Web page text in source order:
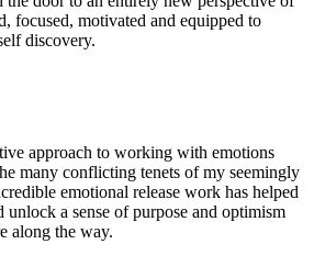
focused, motivated and equipped to
discovery.
approach to working with emotions
many conflicting tenets of my seemingly
emotional release work has helped
unlock a sense of purpose and optimism
along the way.